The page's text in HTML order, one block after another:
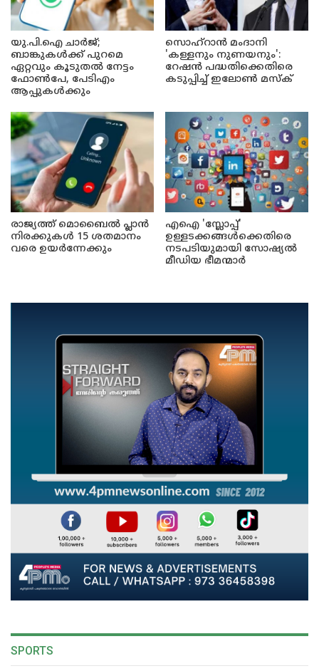
യു.പി.ഐ ചാർജ്;
ബാങ്കുകൾക്ക് പുറമെ
ഏറ്റവും കൂടുതൽ നേട്ടം
ഫോൺപേ, പേടിഎം
ആപ്പുകൾക്കും
സൊഹ്റാൻ മംദാനി
'കള്ളനും നുണയനും':
റേഷൻ പദ്ധതിക്കെതിരെ
കടുപ്പിച്ച് ഇലോൺ മസ്ക്
രാജ്യത്ത് മൊബൈൽ പ്ലാൻ
നിരക്കുകൾ 15 ശതമാനം
വരെ ഉയർന്നേക്കും
എഐ 'സ്ലോപ്പ്'
ഉള്ളടക്കങ്ങൾക്കെതിരെ
നടപടിയുമായി സോഷ്യൽ
മീഡിയ ഭീമന്മാർ
SPORTS